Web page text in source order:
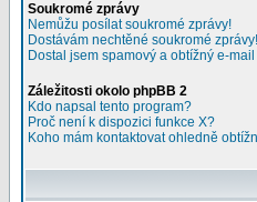
Soukromé zprávy
Nemůžu posílat soukromé zprávy!
Dostávám nechtěné soukromé zprávy!
Dostal jsem spamový a obtížný e-
Záležitosti okolo phpBB 2
Kdo napsal tento program?
Proč není k dispozici funkce X?
Koho mám kontaktovat ohledně